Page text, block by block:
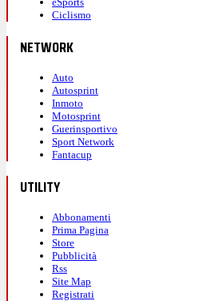
Ciclismo
NETWORK
Auto
Autosprint
Inmoto
Motosprint
Guerinsportivo
Sport Network
Fantacup
UTILITY
Abbonamenti
Prima Pagina
Store
Pubblicità
Rss
Site Map
Registrati